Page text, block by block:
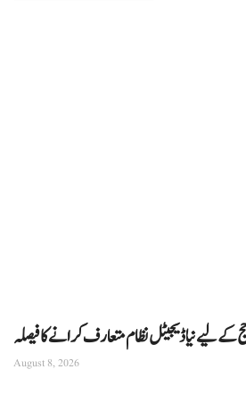
کے لیے نیا ڈیجیٹل نظام متعارف کرانے کا فیصلہ
August 8, 2026